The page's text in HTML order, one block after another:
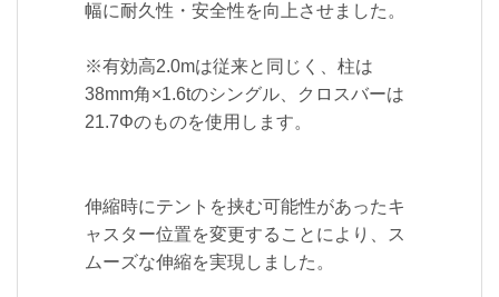
幅に耐久性・安全性を向上させました。
※有効高2.0mは従来と同じく、柱は
38mm角×1.6tのシングル、クロスバーは
21.7Φのものを使用します。
伸縮時にテントを挟む可能性があったキ
ャスター位置を変更することにより、ス
ムーズな伸縮を実現しました。